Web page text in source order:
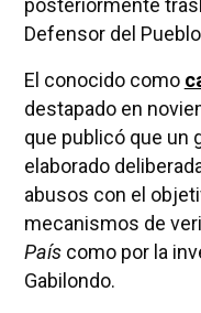
Defensor del
El conocido como
destapado en
que publicó que un
elaborado
abusos con el
mecanismos de
Paíscomo por la
Gabilondo.